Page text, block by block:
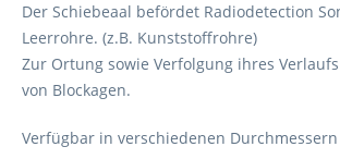
Der Schiebeaal befördet Radiodetection
Leerrohre. (z.B. Kunststoffrohre)
Zur Ortung sowie Verfolgung ihres
von Blockagen.
Verfügbar in verschiedenen